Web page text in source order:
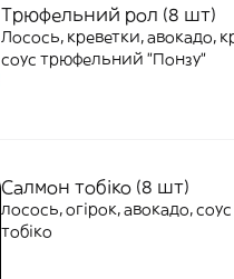
Трюфельний рол (8 шт)
Лосось, креветки, авокадо,
соус трюфельний "Понзу"
Салмон тобіко (8 шт)
лосось, огірок, авокадо,
тобіко